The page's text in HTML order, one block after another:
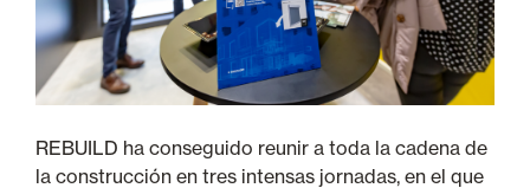
REBUILD ha conseguido reunir a toda la cadena de
la construcción en tres intensas jornadas, en el que